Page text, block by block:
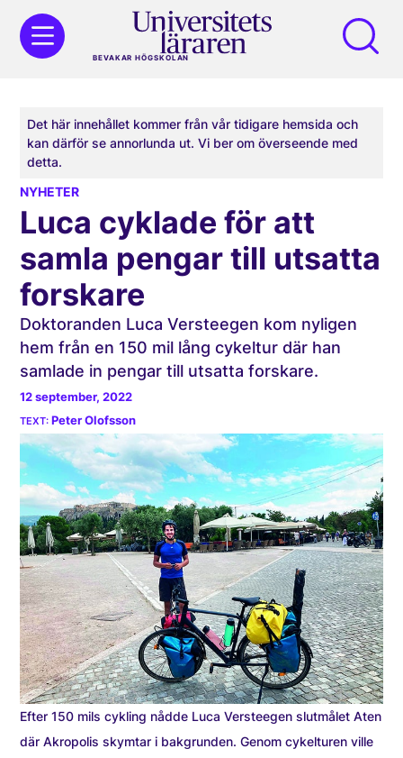
BEVAKAR HÖGSKOLAN
Det här innehållet kommer från vår tidigare hemsida och
kan därför se annorlunda ut. Vi ber om överseende med
detta.
NYHETER
Luca cyklade för att
samla pengar till utsatta
forskare
Doktoranden Luca Versteegen kom nyligen
hem från en 150 mil lång cykeltur där han
samlade in pengar till utsatta forskare.
12 september, 2022
Peter Olofsson
Efter 150 mils cykling nådde Luca Versteegen slutmålet Aten
där Akropolis skymtar i bakgrunden. Genom cykelturen ville